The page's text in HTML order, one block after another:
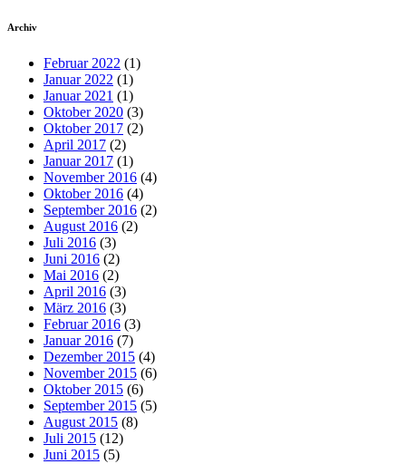
Archiv
Februar 2022 (1)
Januar 2022 (1)
Januar 2021 (1)
Oktober 2020 (3)
Oktober 2017 (2)
April 2017 (2)
Januar 2017 (1)
November 2016 (4)
Oktober 2016 (4)
September 2016 (2)
August 2016 (2)
Juli 2016 (3)
Juni 2016 (2)
Mai 2016 (2)
April 2016 (3)
März 2016 (3)
Februar 2016 (3)
Januar 2016 (7)
Dezember 2015 (4)
November 2015 (6)
Oktober 2015 (6)
September 2015 (5)
August 2015 (8)
Juli 2015 (12)
Juni 2015 (5)